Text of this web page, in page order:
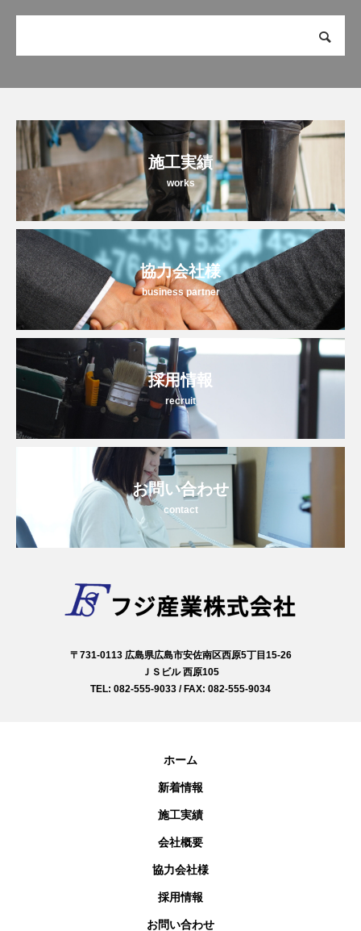
施工実績
works
協力会社様
business partner
採用情報
recruit
お問い合わせ
contact
〒731-0113 広島県広島市安佐南区西原5丁目15-26
ＪＳビル 西原105
TEL: 082-555-9033 / FAX: 082-555-9034
ホーム
新着情報
施工実績
会社概要
協力会社様
採用情報
お問い合わせ